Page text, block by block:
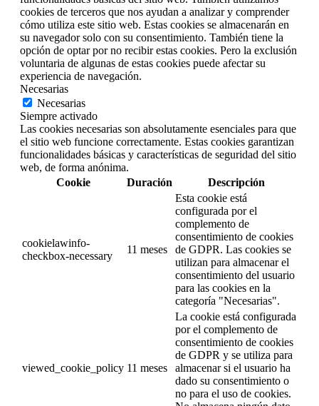
cookies de terceros que nos ayudan a analizar y comprender
cómo utiliza este sitio web. Estas cookies se almacenarán en
su navegador solo con su consentimiento. También tiene la
opción de optar por no recibir estas cookies. Pero la exclusión
voluntaria de algunas de estas cookies puede afectar su
experiencia de navegación.
Necesarias
Necesarias
Siempre activado
Las cookies necesarias son absolutamente esenciales para que
el sitio web funcione correctamente. Estas cookies garantizan
funcionalidades básicas y características de seguridad del sitio
web, de forma anónima.
Cookie
Duración Descripción
cookielawinfo-
checkbox-necessary
11 meses
Esta cookie está
configurada por el
complemento de
consentimiento de cookies
de GDPR. Las cookies se
utilizan para almacenar el
consentimiento del usuario
para las cookies en la
categoría "Necesarias".
viewed_cookie_policy 11 meses
La cookie está configurada
por el complemento de
consentimiento de cookies
de GDPR y se utiliza para
almacenar si el usuario ha
dado su consentimiento o
no para el uso de cookies.